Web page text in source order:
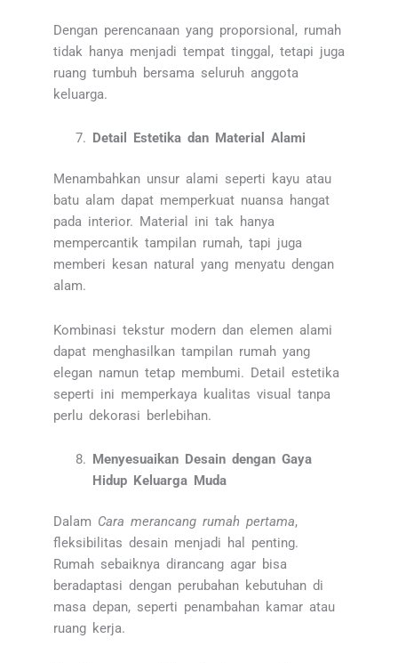
Dengan perencanaan yang proporsional, rumah
tidak hanya menjadi tempat tinggal, tetapi juga
ruang tumbuh bersama seluruh anggota
keluarga.
Detail Estetika dan Material Alami
Menambahkan unsur alami seperti kayu atau
batu alam dapat memperkuat nuansa hangat
pada interior. Material ini tak hanya
mempercantik tampilan rumah, tapi juga
memberi kesan natural yang menyatu dengan
alam.
Kombinasi tekstur modern dan elemen alami
dapat menghasilkan tampilan rumah yang
elegan namun tetap membumi. Detail estetika
seperti ini memperkaya kualitas visual tanpa
perlu dekorasi berlebihan.
Menyesuaikan Desain dengan Gaya
Hidup Keluarga Muda
Dalam Cara merancang rumah pertama,
fleksibilitas desain menjadi hal penting.
Rumah sebaiknya dirancang agar bisa
beradaptasi dengan perubahan kebutuhan di
masa depan, seperti penambahan kamar atau
ruang kerja.